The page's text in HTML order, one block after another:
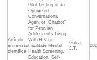
Artículo
en revista
científica
Pilot-Testing of an
Optimized
Conversational
Agent or “Chatbot”
for Peruvian
Adolescents Living
With HIV to
Facilitate Mental
Health Screening,
Education, Self-
Galea
J.T.